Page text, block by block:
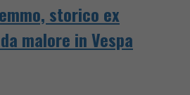
storico ex
malore in Vespa